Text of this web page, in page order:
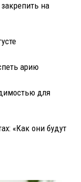
на
арию
для
«Как они будут